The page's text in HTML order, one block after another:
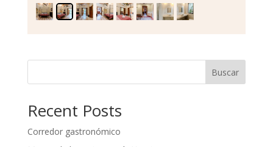
Buscar
Recent Posts
Corredor gastronómico